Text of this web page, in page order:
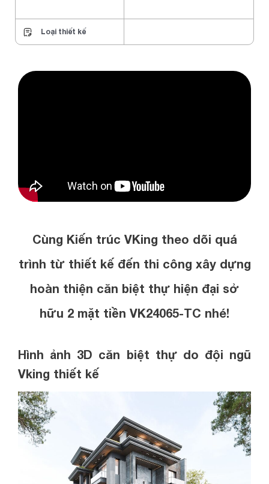
Loại thiết kế
Cùng Kiến trúc VKing theo dõi quá
trình từ thiết kế đến thi công xây dựng
hoàn thiện căn biệt thự hiện đại sở
hữu 2 mặt tiền VK24065-TC nhé!
Hình ảnh 3D căn biệt thự do đội ngũ
Vking thiết kế